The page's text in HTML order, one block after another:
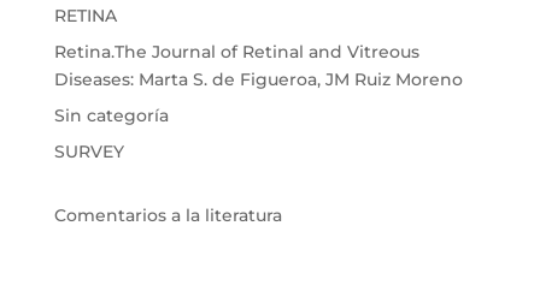
RETINA
Retina.The Journal of Retinal and Vitreous
Diseases: Marta S. de Figueroa, JM Ruiz Moreno
Sin categoría
SURVEY
Comentarios a la literatura